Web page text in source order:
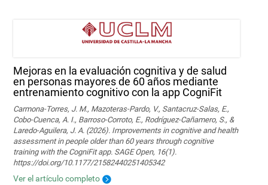
Mejoras en la evaluación cognitiva y de salud
en personas mayores de 60 años mediante
entrenamiento cognitivo con la app CogniFit
Carmona-Torres, J. M., Mazoteras-Pardo, V., Santacruz-Salas, E.,
Cobo-Cuenca, A. I., Barroso-Corroto, E., Rodríguez-Cañamero, S., &
Laredo-Aguilera, J. A. (2026). Improvements in cognitive and health
assessment in people older than 60 years through cognitive
training with the CogniFit app. SAGE Open, 16(1).
https://doi.org/10.1177/21582440251405342
Ver el artículo completo